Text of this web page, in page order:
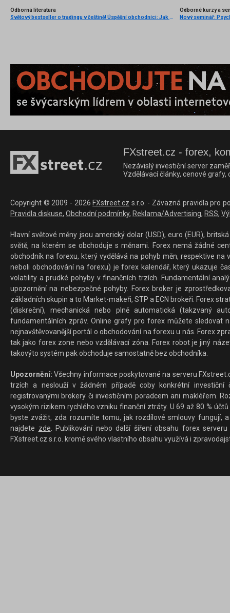
Odborná literatura
Světový bestseller o tradingu v češtině! Úspěšní obchodníci: Jak běžní lidé porážejí Wall Street v jeho vlastní hře
Odborné kurzy a
FXstreet.cz - forex,
Nezávislý investiční server
Vzdělávací články, cenové
Copyright © 2009 - 2026 FXstreet.cz s.r.o. - Závazná pravidla pro
Pravidla diskuse, Obchodní podmínky, Reklama/Advertising, RSS,
Hlavní světové měny jsou americký dolar (USD), euro (EUR),
světě, na kterém se obchoduje s měnami. Forex nemá žádné
obchodník na forexu, který vydělává na pohyb měn, respektive
neboli obchodování na forexu) je forex kalendář, který ukazuje
volatility a prudké pohyby v finančních trzích. Fundamentální
upozornění na nebezpečné pohyby. Forex broker je
základních skupin a to Market-makeři, STP a ECN brokeři. Forex
(diskreční), mechanická nebo plně automatická (takzvaný
fundamentálních zpráv. Online grafy pro forex můžete sledovat
nejnavštěvovanější portál o obchodování na forexu u nás. Forex
tak jako forex zone nebo vzdělávací zóna. Forex robot je jiný
takovýto systém pak obchoduje samostatně bez obchodníka.
Upozornění: Všechny informace poskytované na serveru
trzích a neslouží v žádném případě coby konkrétní investiční
registrovanými brokery či investičním poradcem ani makléřem.
vysokým rizikem rychlého vzniku finanční ztráty. U 69 až 80 %
byste zvážit, zda rozumíte tomu, jak rozdílové smlouvy fungují,
najdete zde. Publikování nebo další šíření obsahu forex
FXstreet.cz s.r.o. kromě svého vlastního obsahu využívá i